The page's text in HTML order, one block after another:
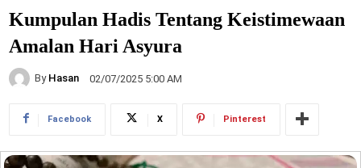
Kumpulan Hadis Tentang Keistimewaan
Amalan Hari Asyura
By Hasan 02/07/2025 5:00 AM
Facebook X Pinterest